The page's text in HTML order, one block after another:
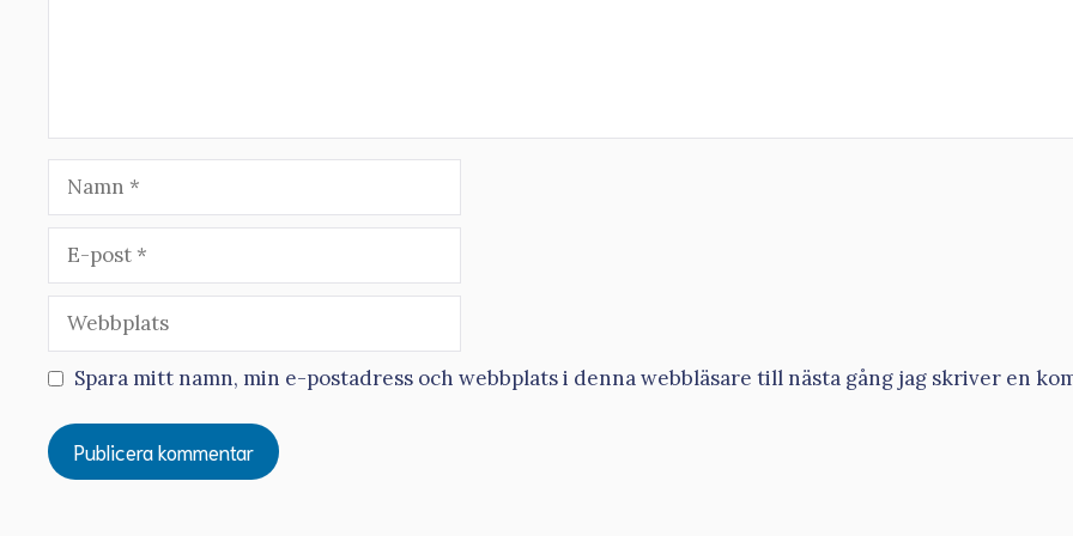
post
Webbplats
Spara mitt namn, min e-postadress och webbplats i denna webbläsare till nästa gång jag skriver en